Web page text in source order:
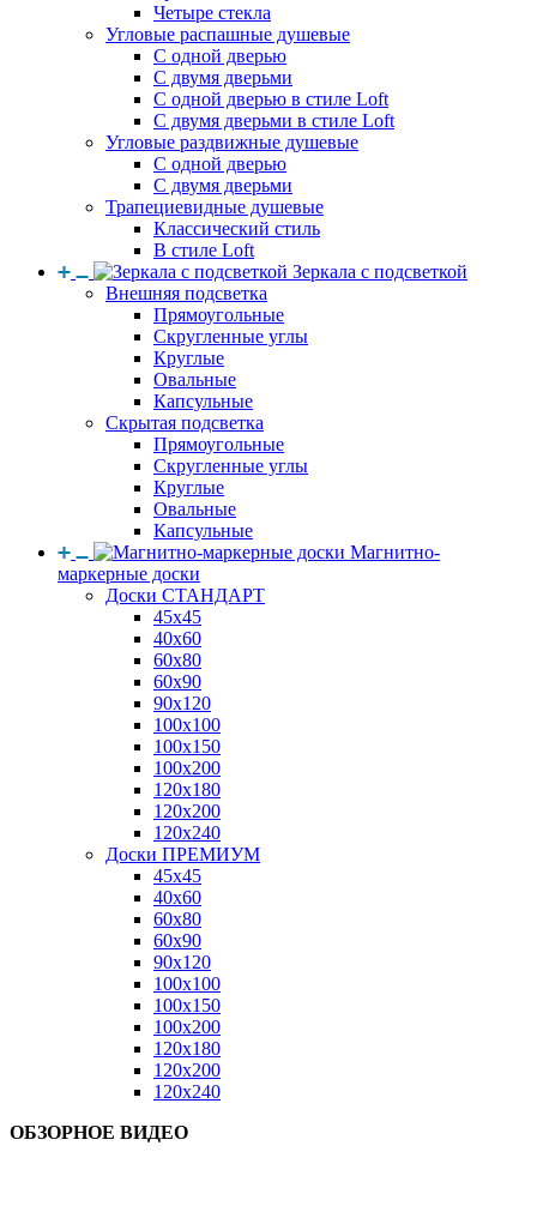
Четыре стекла
Угловые распашные душевые
С одной дверью
С двумя дверьми
С одной дверью в стиле Loft
С двумя дверьми в стиле Loft
Угловые раздвижные душевые
С одной дверью
С двумя дверьми
Трапециевидные душевые
Классический стиль
В стиле Loft
Зеркала с подсветкой
Внешняя подсветка
Прямоугольные
Скругленные углы
Круглые
Овальные
Капсульные
Скрытая подсветка
Прямоугольные
Скругленные углы
Круглые
Овальные
Капсульные
Магнитно-
маркерные доски
Доски СТАНДАРТ
45x45
40x60
60x80
60x90
90x120
100x100
100x150
100x200
120x180
120x200
120x240
Доски ПРЕМИУМ
45x45
40x60
60x80
60x90
90x120
100x100
100x150
100x200
120x180
120x200
120x240
ОБЗОРНОЕ ВИДЕО